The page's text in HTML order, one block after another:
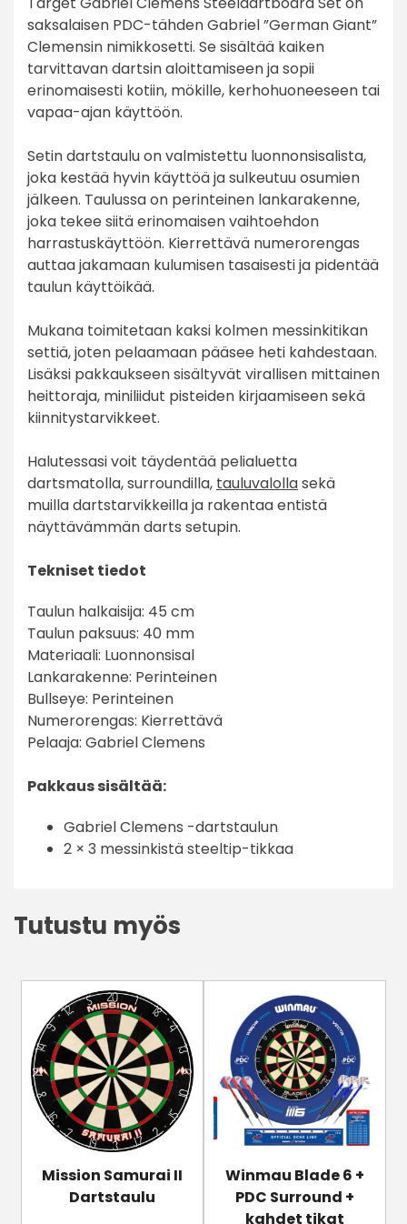
saksalaisen PDC-tähden Gabriel ”German Giant”
Clemensin nimikkosetti. Se sisältää kaiken
tarvittavan dartsin aloittamiseen ja sopii
erinomaisesti kotiin, mökille, kerhohuoneeseen tai
vapaa-ajan käyttöön.
Setin dartstaulu on valmistettu luonnonsisalista,
joka kestää hyvin käyttöä ja sulkeutuu osumien
jälkeen. Taulussa on perinteinen lankarakenne,
joka tekee siitä erinomaisen vaihtoehdon
harrastuskäyttöön. Kierrettävä numerorengas
auttaa jakamaan kulumisen tasaisesti ja pidentää
taulun käyttöikää.
Mukana toimitetaan kaksi kolmen messinkitikan
settiä, joten pelaamaan pääsee heti kahdestaan.
Lisäksi pakkaukseen sisältyvät virallisen mittainen
heittoraja, miniliidut pisteiden kirjaamiseen sekä
kiinnitystarvikkeet.
Halutessasi voit täydentää pelialuetta
dartsmatolla, surroundilla, tauluvalollasekä
muilla dartstarvikkeilla ja rakentaa entistä
näyttävämmän darts setupin.
Tekniset tiedot
Taulun halkaisija: 45 cm
Taulun paksuus: 40 mm
Materiaali: Luonnonsisal
Lankarakenne: Perinteinen
Bullseye: Perinteinen
Numerorengas: Kierrettävä
Pelaaja: Gabriel Clemens
Pakkaus sisältää:
Gabriel Clemens -dartstaulun
2 × 3 messinkistä steeltip-tikkaa
Tutustu myös
Mission Samurai II
Dartstaulu
Winmau Blade 6 +
PDC Surround +
kahdet tikat